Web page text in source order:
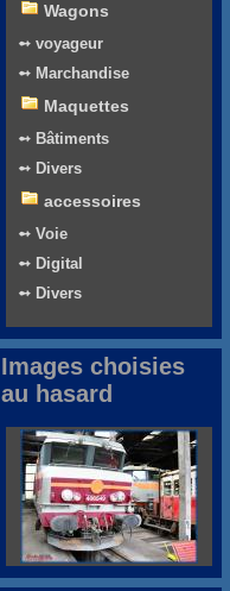
Wagons
➻ voyageur
➻ Marchandise
Maquettes
➻ Bâtiments
➻ Divers
accessoires
➻ Voie
➻ Digital
➻ Divers
Images choisies
au hasard